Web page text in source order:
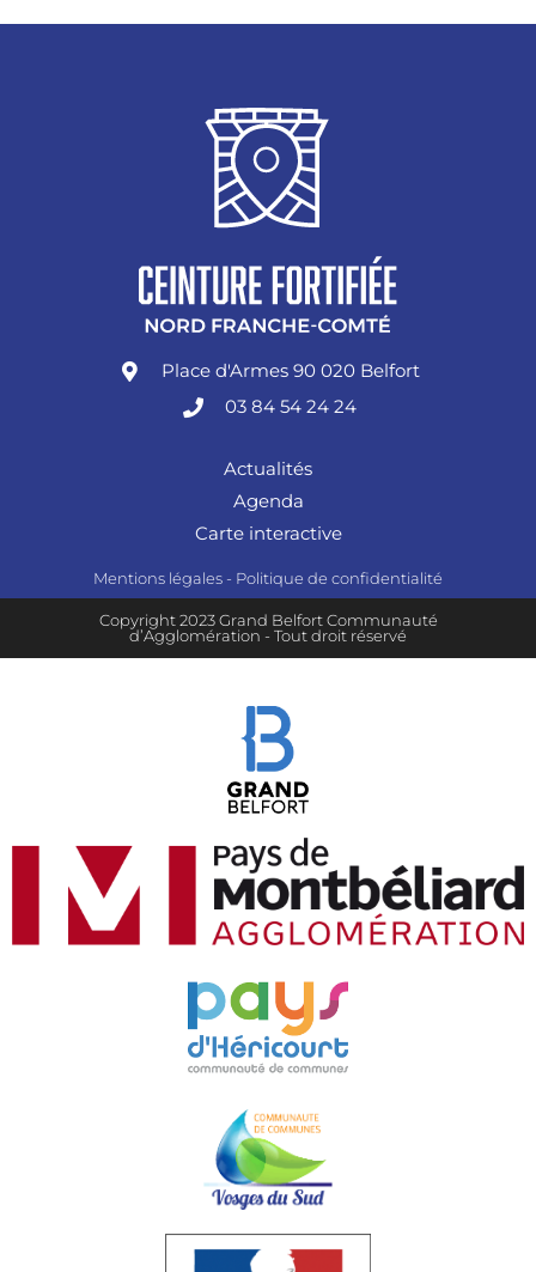
Place d'Armes 90 020 Belfort
03 84 54 24 24
Actualités
Agenda
Carte interactive
Mentions légales - Politique de confidentialité
Copyright 2023 Grand Belfort Communauté
d’Agglomération - Tout droit réservé